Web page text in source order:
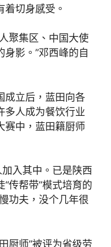
切身感受。
聚集区、中国大使
影。”邓西峰的自
成立后，蓝田向各
多人成为餐饮行业
赛中，蓝田籍厨师
入其中。已是陕西
传帮带”模式培育的
功夫，没个几年很
厨师”被评为省级劳